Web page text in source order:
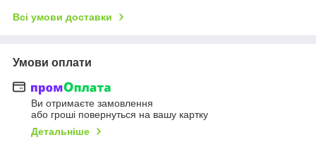
Всі умови доставки
Умови оплати
Ви отримаєте замовлення
або гроші повернуться на вашу картку
Детальніше